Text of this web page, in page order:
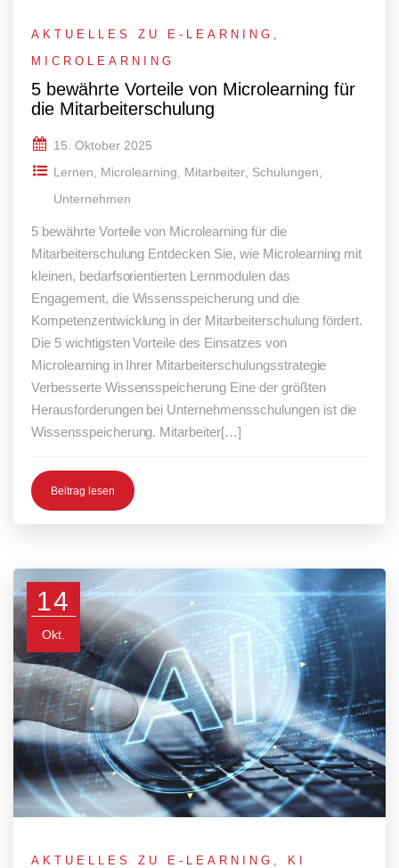
AKTUELLES ZU E-LEARNING
MICROLEARNING
5 bewährte Vorteile von Microlearning für
die Mitarbeiterschulung
15. Oktober 2025
Lernen
Microlearning Mitarbeiter Schulungen
Unternehmen
5 bewährte Vorteile von Microlearning für die
Mitarbeiterschulung Entdecken Sie, wie Microlearning mit
kleinen, bedarfsorientierten Lernmodulen das
Engagement, die Wissensspeicherung und die
Kompetenzentwicklung in der Mitarbeiterschulung fördert.
Die 5 wichtigsten Vorteile des Einsatzes von
Microlearning in Ihrer Mitarbeiterschulungsstrategie
Verbesserte Wissensspeicherung Eine der größten
Herausforderungen bei Unternehmensschulungen ist die
Wissensspeicherung. Mitarbeiter[…]
Beitrag lesen
14
Okt.
AKTUELLES ZU E-LEARNING KI